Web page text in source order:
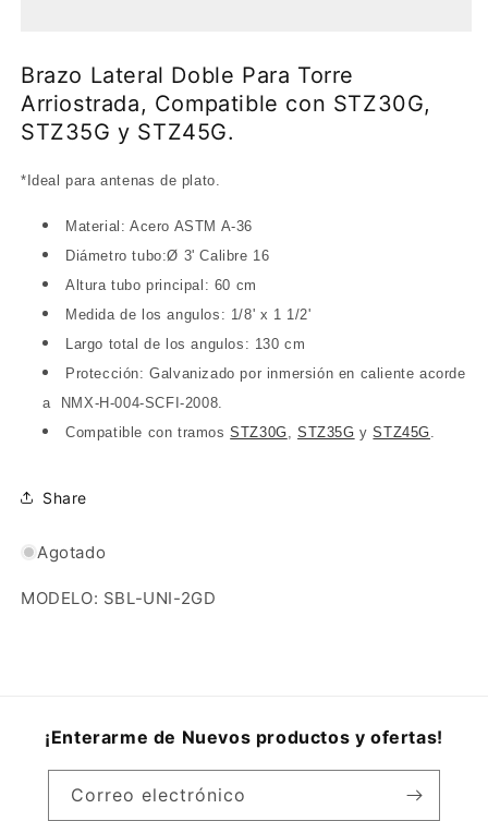
Arriostrada,
Compatible
con
STZ30G,
y
Arriostrada,
Compatible
con
STZ30G,
y
Brazo Lateral Doble Para Torre
Arriostrada, Compatible con STZ30G,
STZ35G y STZ45G.
*Ideal para antenas de plato.
Material: Acero ASTM A-36
Diámetro tubo:Ø 3' Calibre 16
Altura tubo principal: 60 cm
Medida de los angulos: 1/8' x 1 1/2'
Largo total de los angulos: 130 cm
Protección: Galvanizado por inmersión en caliente acorde
a
NMX-H-004-SCFI-2008.
Compatible con tramosSTZ30G,STZ35G ySTZ45G.
Share
Agotado
MODELO: SBL-UNI-2GD
¡Enterarme de Nuevos productos y ofertas!
Correo electrónico